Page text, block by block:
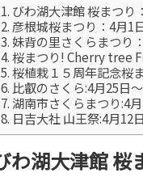
びわ湖大津館 桜まつり
彦根城桜まつり：4月1
妹背の里さくらまつり
桜まつり! Cherry tree
桜植栽１５周年記念桜
比叡のさくら:4月25日
湖南市さくらまつり:4
日吉大社 山王祭:4月12
わ湖大津館 桜